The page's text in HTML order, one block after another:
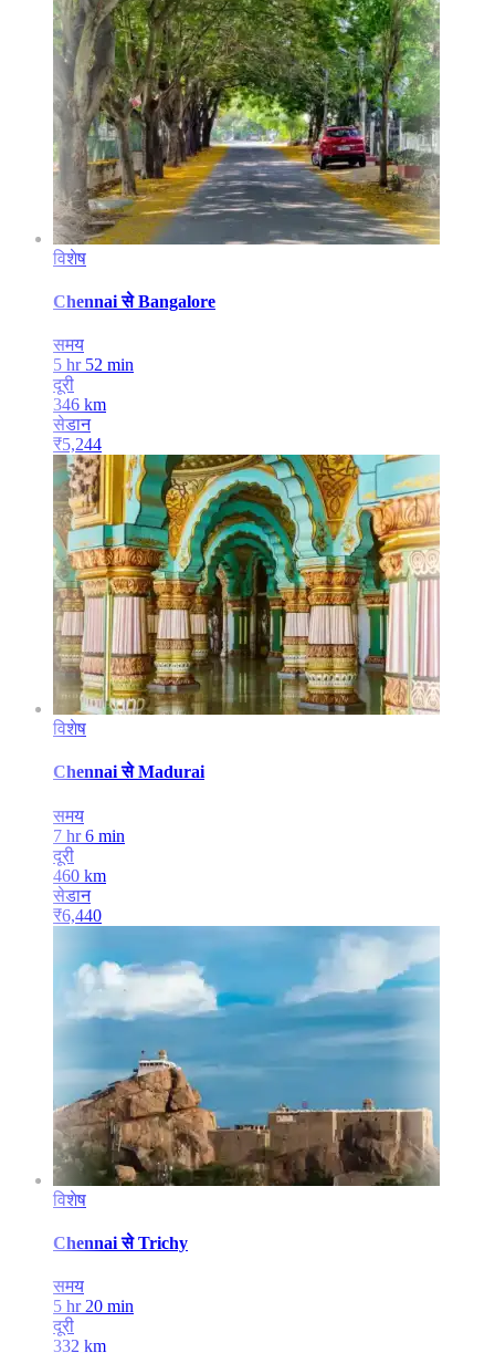
विशेष
Chennai से Bangalore
समय
5 hr 52 min
दूरी
346 km
सेडान
₹5,244
विशेष
Chennai से Madurai
समय
7 hr 6 min
दूरी
460 km
सेडान
₹6,440
विशेष
Chennai से Trichy
समय
5 hr 20 min
दूरी
332 km